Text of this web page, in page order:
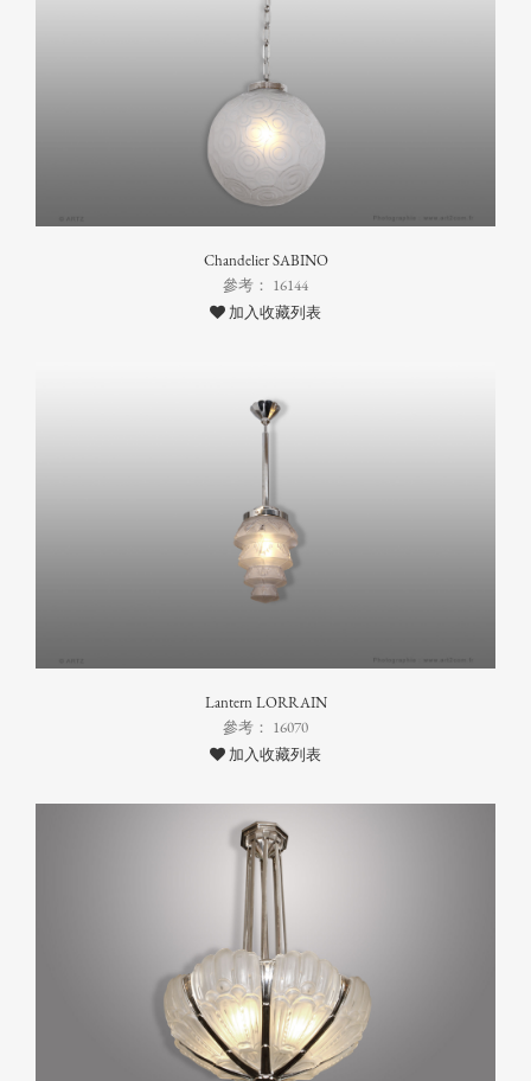
Chandelier SABINO
參考： 16144
加入收藏列表
Lantern LORRAIN
參考： 16070
加入收藏列表